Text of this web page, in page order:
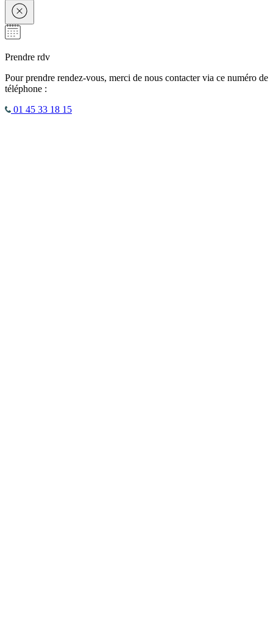
Prendre rdv
Pour prendre rendez-vous, merci de nous contacter via ce numéro de
téléphone :
01 45 33 18 15